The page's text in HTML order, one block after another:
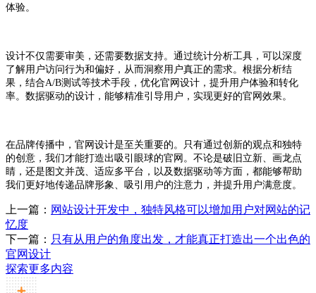
体验。
设计不仅需要审美，还需要数据支持。通过统计分析工具，可以深度
了解用户访问行为和偏好，从而洞察用户真正的需求。根据分析结
果，结合A/B测试等技术手段，优化官网设计，提升用户体验和转化
率。数据驱动的设计，能够精准引导用户，实现更好的官网效果。
在品牌传播中，官网设计是至关重要的。只有通过创新的观点和独特
的创意，我们才能打造出吸引眼球的官网。不论是破旧立新、画龙点
睛，还是图文并茂、适应多平台，以及数据驱动等方面，都能够帮助
我们更好地传递品牌形象、吸引用户的注意力，并提升用户满意度。
上一篇： 网站设计开发中，独特风格可以增加用户对网站的记
忆度
下一篇： 只有从用户的角度出发，才能真正打造出一个出色的
官网设计
探索更多内容